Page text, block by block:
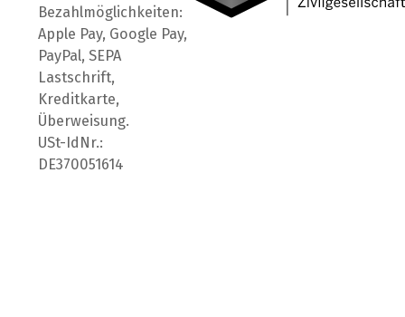
Bezahlmöglichkeiten:
Apple Pay, Google Pay,
PayPal, SEPA
Lastschrift,
Kreditkarte,
Überweisung.
USt-IdNr.:
DE370051614